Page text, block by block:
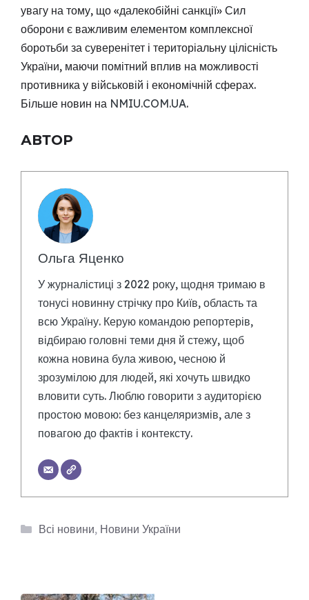
увагу на тому, що «далекобійні санкції» Сил
оборони є важливим елементом комплексної
боротьби за суверенітет і територіальну цілісність
України, маючи помітний вплив на можливості
противника у військовій і економічній сферах.
Більше новин на NMIU.COM.UA.
АВТОР
Ольга Яценко
У журналістиці з 2022 року, щодня тримаю в
тонусі новинну стрічку про Київ, область та
всю Україну. Керую командою репортерів,
відбираю головні теми дня й стежу, щоб
кожна новина була живою, чесною й
зрозумілою для людей, які хочуть швидко
вловити суть. Люблю говорити з аудиторією
простою мовою: без канцеляризмів, але з
повагою до фактів і контексту.
Категорії
Всі новини, Новини України